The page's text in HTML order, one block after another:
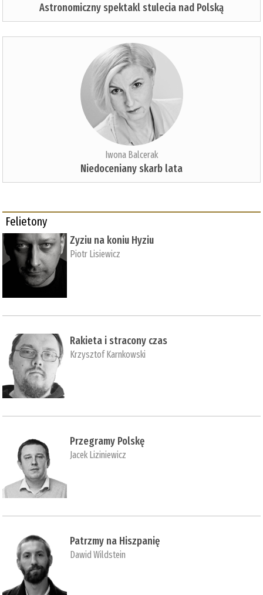
Astronomiczny spektakl stulecia nad Polską
Iwona Balcerak
Niedoceniany skarb lata
Felietony
Zyziu na koniu Hyziu
Piotr Lisiewicz
Rakieta i stracony czas
Krzysztof Karnkowski
Przegramy Polskę
Jacek Liziniewicz
Patrzmy na Hiszpanię
Dawid Wildstein